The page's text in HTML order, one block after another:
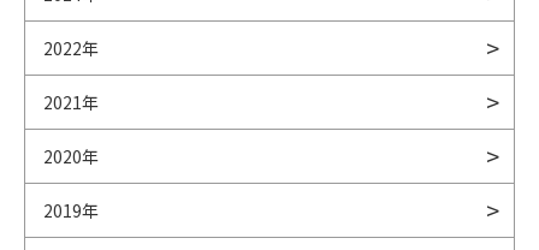
2022年
2021年
2020年
2019年